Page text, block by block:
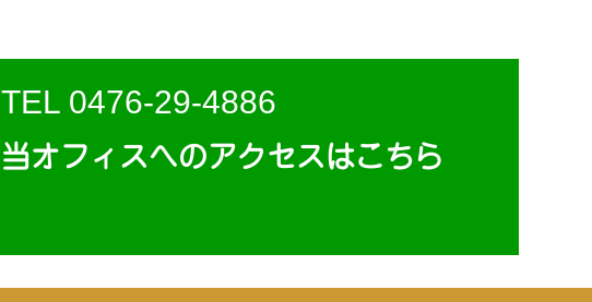
TEL 0476-29-4886
当オフィスへのアクセスはこちら